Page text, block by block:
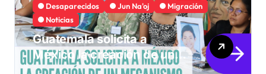
Desaparecidos
Jun Na'oj
Migración
Noticias
Guatemala solicita a
México la creación de un
mecanismo de búsqueda